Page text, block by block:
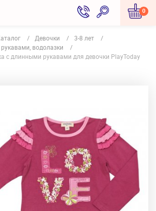
0
Девочки
3-8 лет
водолазки
с длинными рукавами для девочки PlayToday